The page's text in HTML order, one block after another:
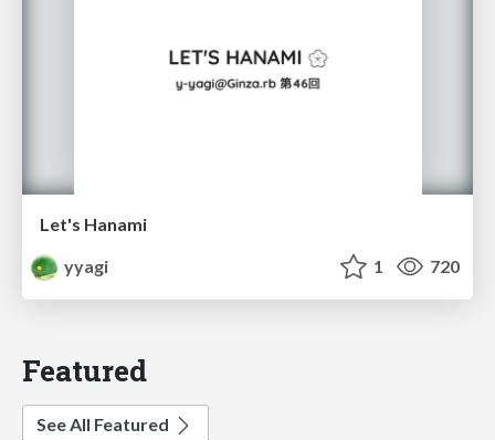
Let's Hanami
yyagi
1 720
Featured
See All Featured